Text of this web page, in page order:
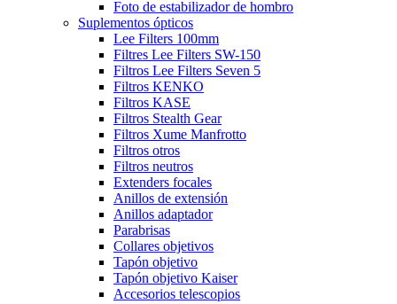
Foto de estabilizador de hombro
Suplementos ópticos
Lee Filters 100mm
Filtres Lee Filters SW-150
Filtros Lee Filters Seven 5
Filtros KENKO
Filtros KASE
Filtros Stealth Gear
Filtros Xume Manfrotto
Filtros otros
Filtros neutros
Extenders focales
Anillos de extensión
Anillos adaptador
Parabrisas
Collares objetivos
Tapón objetivo
Tapón objetivo Kaiser
Accesorios telescopios